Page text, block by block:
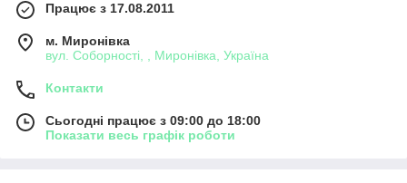
Працює з 17.08.2011
м. Миронівка
вул. Соборності, , Миронівка, Україна
Контакти
Сьогодні працює з 09:00 до 18:00
Показати весь графік роботи